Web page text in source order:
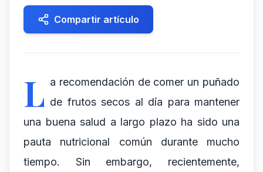
Compartir artículo
L a recomendación de comer un puñado
de frutos secos al día para mantener
una buena salud a largo plazo ha sido una
pauta nutricional común durante mucho
tiempo. Sin embargo, recientemente,